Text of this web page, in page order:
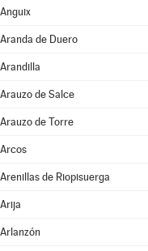
Anguix
Aranda de Duero
Arandilla
Arauzo de Salce
Arauzo de Torre
Arcos
Arenillas de Riopisuerga
Arija
Arlanzón